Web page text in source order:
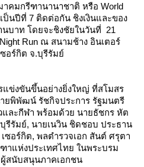
คมกรีฑานานาชาติ หรือ World
ป็นปีที่ 7 ติดต่อกัน ชิงเงินและของ
นบาท โดยจะชิงชัยในวันที่ 21
Run ณ สนามช้าง อินเตอร์
อร์กิต จ.บุรีรัมย์
แข่งขันขึ้นอย่างยิ่งใหญ่ ที่สโมสร
ยพิพัฒน์ รัชกิจประการ รัฐมนตรี
และกีฬา พร้อมด้วย นายธัชกร หัต
รีรัมย์, นายเนวิน ชิดชอบ ประธาน
ซอร์กิต, พลตำรวจเอก สันต์ ศรุตา
แห่งประเทศไทย ในพระบรม
สนับสนุนภาคเอกชน